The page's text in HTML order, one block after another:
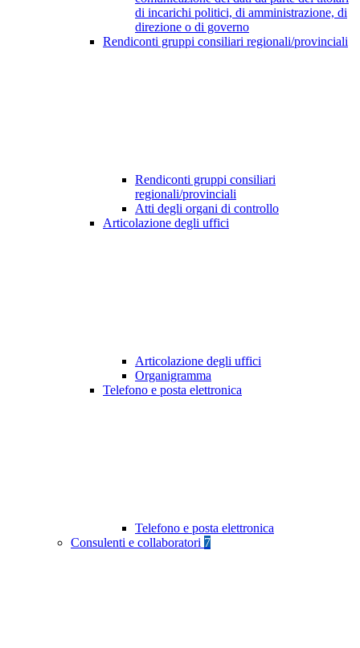
di incarichi politici, di amministrazione, di
direzione o di governo
Rendiconti gruppi consiliari regionali/provinciali
Rendiconti gruppi consiliari
regionali/provinciali
Atti degli organi di controllo
Articolazione degli uffici
Articolazione degli uffici
Organigramma
Telefono e posta elettronica
Telefono e posta elettronica
Consulenti e collaboratori 7